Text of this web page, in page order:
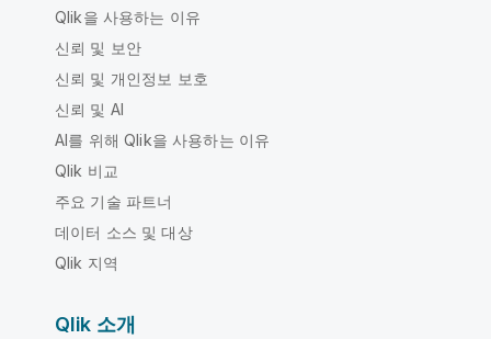
Qlik을 사용하는 이유
신뢰 및 보안
신뢰 및 개인정보 보호
신뢰 및 AI
AI를 위해 Qlik을 사용하는 이유
Qlik 비교
주요 기술 파트너
데이터 소스 및 대상
Qlik 지역
Qlik 소개